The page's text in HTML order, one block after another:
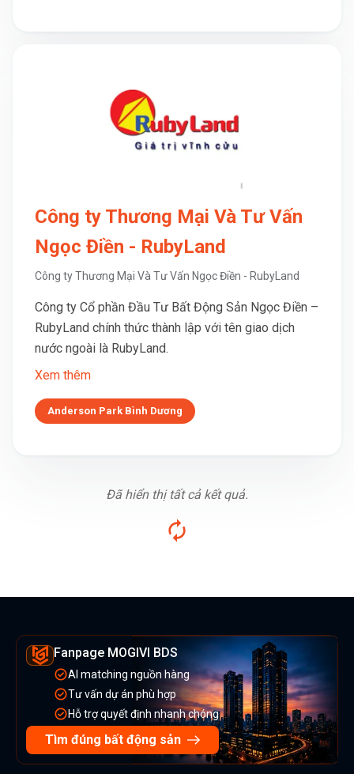
Công ty Thương Mại Và Tư Vấn
Ngọc Điền - RubyLand
Công ty Thương Mại Và Tư Vấn Ngọc Điền - RubyLand
Công ty Cổ phần Đầu Tư Bất Động Sản Ngọc Điền –
RubyLand chính thức thành lập với tên giao dịch
nước ngoài là RubyLand.
Xem thêm
Anderson Park Bình Dương
Đã hiển thị tất cả kết quả.
Fanpage MOGIVI BDS
AI matching nguồn hàng
Tư vấn dự án phù hợp
Hỗ trợ quyết định nhanh chóng
Tìm đúng bất động sản